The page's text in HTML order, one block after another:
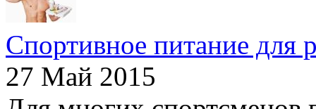
Спортивное питание для
27 Май 2015